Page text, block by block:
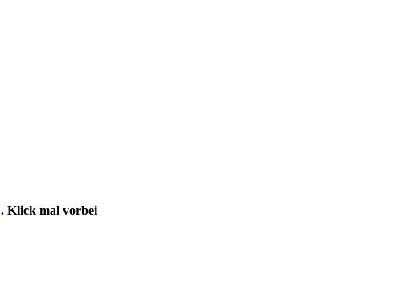
. Klick mal vorbei